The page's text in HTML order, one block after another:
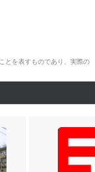
とを表すものであり、実際の